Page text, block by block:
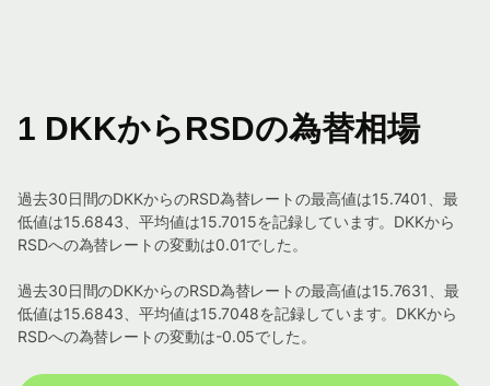
1 DKKからRSDの為替相場
過去30日間のDKKからのRSD為替レートの最高値は15.7401、最
低値は15.6843、平均値は15.7015を記録しています。DKKから
RSDへの為替レートの変動は0.01でした。
過去30日間のDKKからのRSD為替レートの最高値は15.7631、最
低値は15.6843、平均値は15.7048を記録しています。DKKから
RSDへの為替レートの変動は-0.05でした。